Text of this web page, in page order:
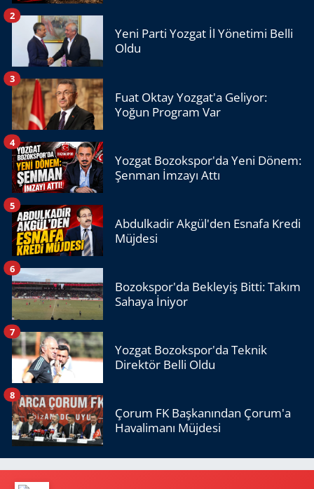
Yeni Parti Yozgat İl Yönetimi Belli
Oldu
2
Fuat Oktay Yozgat'a Geliyor:
Yoğun Program Var
3
Yozgat Bozokspor'da Yeni Dönem:
Şenman İmzayı Attı
4
Abdulkadir Akgül'den Esnafa Kredi
Müjdesi
5
Bozokspor'da Bekleyiş Bitti: Takım
Sahaya İniyor
6
Yozgat Bozokspor'da Teknik
Direktör Belli Oldu
7
Çorum FK Başkanından Çorum'a
Havalimanı Müjdesi
8